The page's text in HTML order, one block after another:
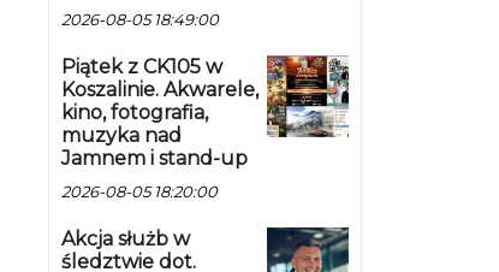
2026-08-05 18:49:00
Piątek z CK105 w
Koszalinie. Akwarele,
kino, fotografia,
muzyka nad
Jamnem i stand-up
2026-08-05 18:20:00
Akcja służb w
śledztwie dot.